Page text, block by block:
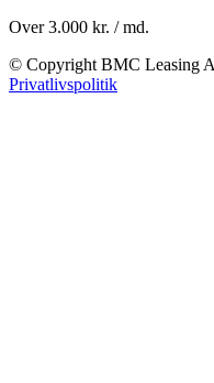
Over 3.000 kr. / md.
© Copyright BMC Leasing
Privatlivspolitik